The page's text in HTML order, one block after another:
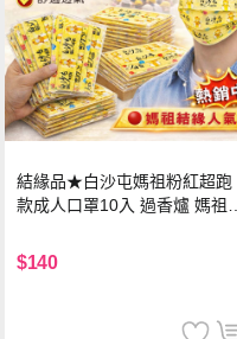
結緣品★白沙屯媽祖粉紅超跑
款成人口罩10入 過香爐 媽祖加
$140